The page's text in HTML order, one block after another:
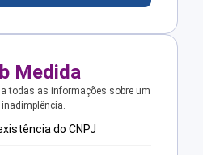
Medida
todas as informações sobre um
do CNPJ